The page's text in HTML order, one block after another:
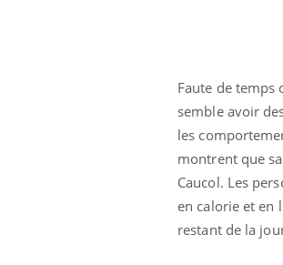
Faute de temps
semble avoir
les
montrent que
Caucol. Les
en calorie et en
restant de la